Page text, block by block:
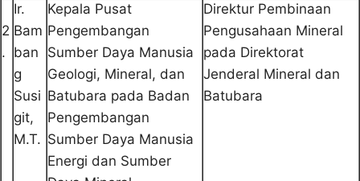
2
.
Ir.
Bam
ban
g
Susi
git,
M.T.
Kepala Pusat
Pengembangan
Sumber Daya Manusia
Geologi, Mineral, dan
Batubara pada Badan
Pengembangan
Sumber Daya Manusia
Energi dan Sumber
Direktur Pembinaan
Pengusahaan Mineral
pada Direktorat
Jenderal Mineral dan
Batubara